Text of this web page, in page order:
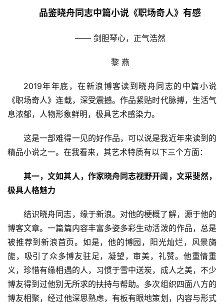
品鉴晓舟同志中篇小说《职场奇人》有感
—— 剑胆琴心，正气浩然
黎 燕
2019年年底，在新浪博客读到晓舟同志的中篇小说
《职场奇人》连载，深受震撼。作品紧贴时代脉搏，生活气
息浓郁，人物形象鲜明，极具艺术感染力。
这是一部难得一见的好作品，可以说是我近年来读到的
精品小说之一。在我看来，其艺术特质有以下三个方面：
其一，文如其人，作家晓舟同志视野开阔，文采斐然，
极具人格魅力
结识晓舟同志，缘于新浪。对他的梗概了解，源于他的
博客文章。一篇篇内容丰富多姿多彩生动活泼的作品，总是
被推荐到新浪首页。如是，他的博园，阳光灿烂，风景旖
旎，吸引了众多博友驻足，凝望，审美，礼赞。他重情重
义，珍惜有缘相遇的人，习惯于雪中送炭，成人之美，不少
博友得到过他别无所求的扶持与帮助。多次组织四面八方的
博友相聚，经过他深思熟虑，有板有眼地策划，内容与形式